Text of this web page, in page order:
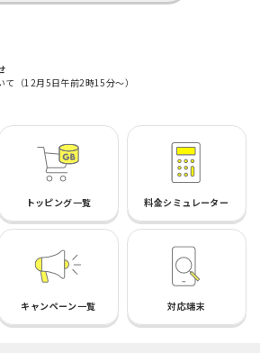
（12月5日午前2時15分～）
トッピング一覧 料金シミュレーター
キャンペーン一覧 対応端末